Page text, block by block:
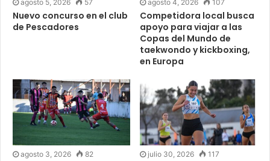
agosto 5, 2026 57
Nuevo concurso en el club
de Pescadores
agosto 4, 2026 107
Competidora local busca
apoyo para viajar a las
Copas del Mundo de
taekwondo y kickboxing,
en Europa
agosto 3, 2026 82 julio 30, 2026 117